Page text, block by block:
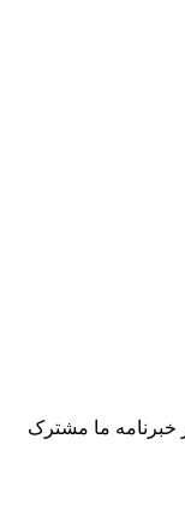
خبرنامه ما مشترک